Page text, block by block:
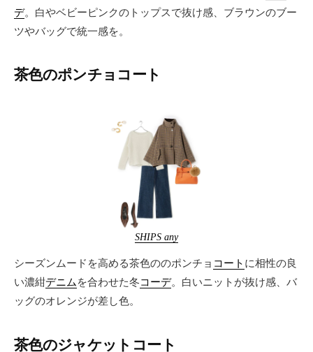
デ。白やベビーピンクのトップスで抜け感、ブラウンのブー
ツやバッグで統一感を。
茶色のポンチョコート
SHIPS any
シーズンムードを高める茶色ののポンチョ コート に相性の良
い濃紺デニムを合わせた冬コーデ。白いニットが抜け感、バ
ッグのオレンジが差し色。
茶色のジャケットコート